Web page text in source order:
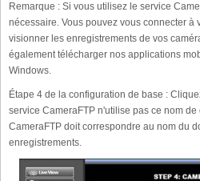
Remarque : Si vous utilisez le service
nécessaire. Vous pouvez vous connecter à
visionner les enregistrements de vos
également télécharger nos applications
Windows.
Étape 4 de la configuration de base :
service CameraFTP n'utilise pas ce nom
CameraFTP doit correspondre au nom du
enregistrements.